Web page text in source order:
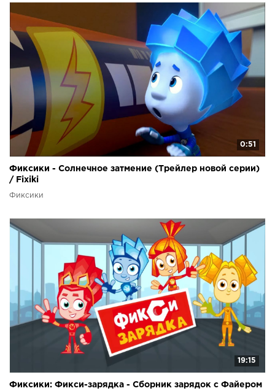
0:51
Фиксики - Солнечное затмение (Трейлер новой серии)
/ Fixiki
Фиксики
19:15
Фиксики: Фикси-зарядка - Сборник зарядок с Файером